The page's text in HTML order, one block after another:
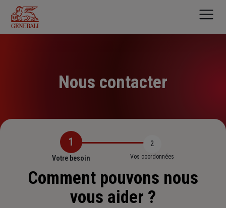
contenu
principal
Nous contacter
1
Votre besoin
2
Vos coordonnées
Comment pouvons nous
vous aider ?